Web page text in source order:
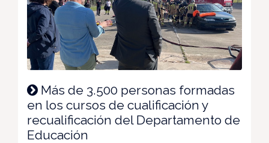
Más de 3.500 personas formadas
en los cursos de cualificación y
recualificación del Departamento de
Educación